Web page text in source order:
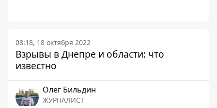
08:18, 18 октября 2022
Взрывы в Днепре и области: что
известно
Олег Бильдин
ЖУРНАЛИСТ